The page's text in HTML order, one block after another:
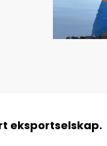
eksportselskap.